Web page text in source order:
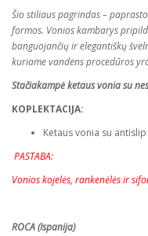
Šio stiliaus pagrindas –
formos. Vonios kambarys
banguojančių ir elegantiškų
kuriame vandens procedūros
Stačiakampė ketaus vonia su
KOPLEKTACIJA:
Ketaus vonia su
PASTABA:
Vonios kojelės, rankenėlės ir
ROCA (Ispanija)